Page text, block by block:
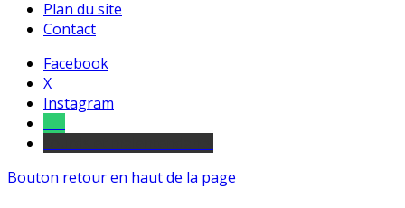
Plan du site
Contact
Facebook
X
Instagram
Bouton retour en haut de la page